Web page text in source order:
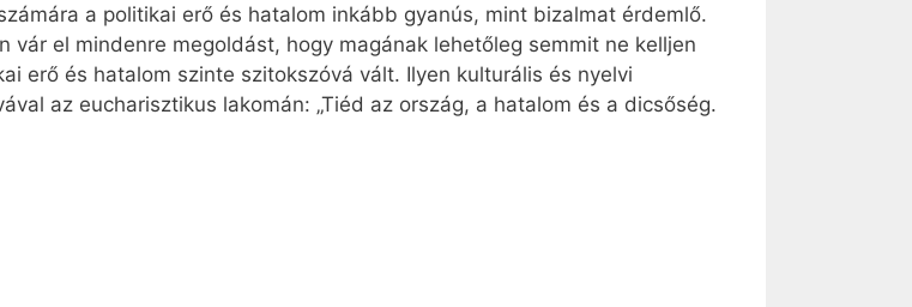
a politikai erő és hatalom inkább gyanús, mint bizalmat érdemlő.
el mindenre megoldást, hogy magának lehetőleg semmit ne kelljen
erő és hatalom szinte szitokszóvá vált. Ilyen kulturális és nyelvi
az eucharisztikus lakomán: „Tiéd az ország, a hatalom és a dicsőség.